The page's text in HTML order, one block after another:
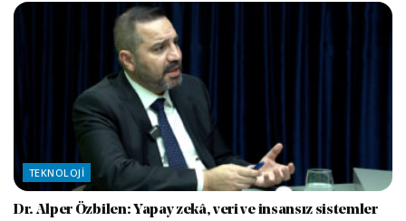
TEKNOLOJI
Dr. Alper Özbilen: Yapay zekâ, veri ve insansız sistemler